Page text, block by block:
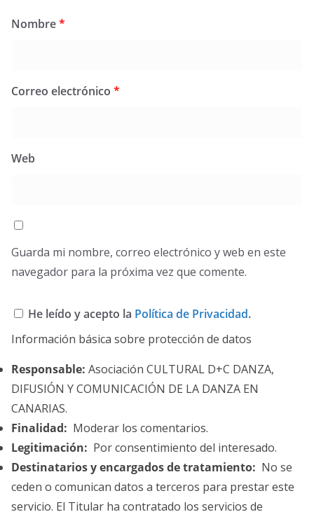
Nombre*
Correo electrónico *
Web
Guarda mi nombre, correo electrónico y web en este
navegador para la próxima vez que comente.
He leído y acepto la Política de Privacidad.
Información básica sobre protección de datos
Responsable: Asociación CULTURAL D+C DANZA,
DIFUSIÓN Y COMUNICACIÓN DE LA DANZA EN
CANARIAS.
Finalidad: Moderar los comentarios.
Legitimación: Por consentimiento del interesado.
Destinatarios y encargados de tratamiento: No se
ceden o comunican datos a terceros para prestar este
servicio. El Titular ha contratado los servicios de